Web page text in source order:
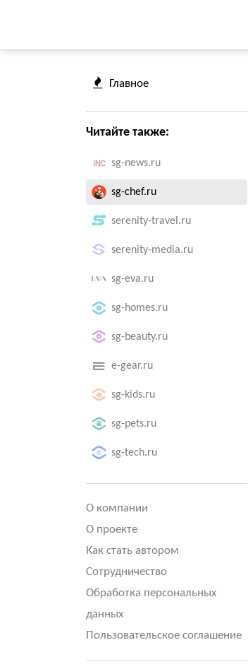
Главное
Читайте также:
sg-news.ru
sg-chef.ru
serenity-travel.ru
serenity-media.ru
sg-eva.ru
sg-homes.ru
sg-beauty.ru
e-gear.ru
sg-kids.ru
sg-pets.ru
sg-tech.ru
О компании
О проекте
Как стать автором
Сотрудничество
Обработка персональных
данных
Пользовательское соглашение